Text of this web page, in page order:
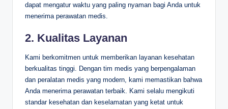
dapat mengatur waktu yang paling nyaman bagi Anda untuk
menerima perawatan medis.
2. Kualitas Layanan
Kami berkomitmen untuk memberikan layanan kesehatan
berkualitas tinggi. Dengan tim medis yang berpengalaman
dan peralatan medis yang modern, kami memastikan bahwa
Anda menerima perawatan terbaik. Kami selalu mengikuti
standar kesehatan dan keselamatan yang ketat untuk